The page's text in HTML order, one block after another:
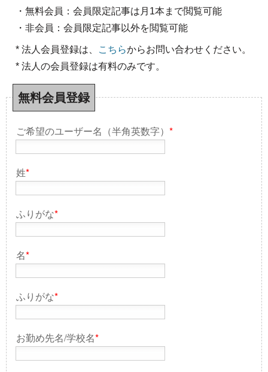
・無料会員：会員限定記事は月1本まで閲覧可能
・非会員：会員限定記事以外を閲覧可能
* 法人会員登録は、 こちらからお問い合わせください。
* 法人の会員登録は有料のみです。
無料会員登録
ご希望のユーザー名（半角英数字） *
姓*
ふりがな*
名*
ふりがな*
お勤め先名/学校名*